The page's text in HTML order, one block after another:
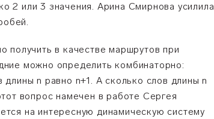
2 или 3 значения. Арина Смирнова усилила
получить в качестве маршрутов при
можно определить комбинаторно:
n равно n+1. А сколько слов длины n
вопрос намечен в работе Сергея
на интересную динамическую систему